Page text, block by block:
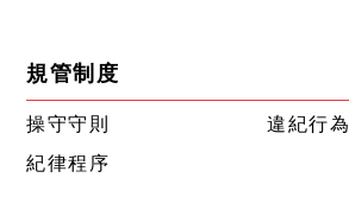
規管制度
操守守則
違紀行為
紀律程序